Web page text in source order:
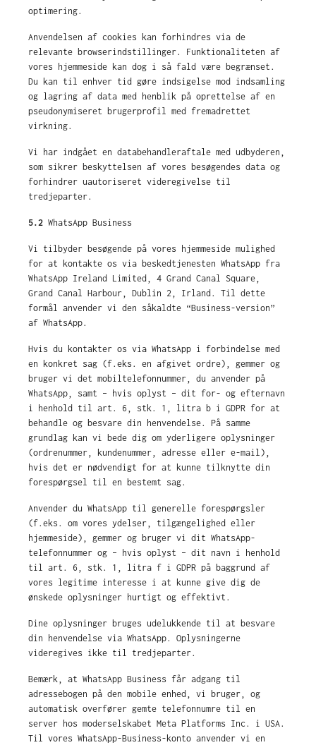
optimering.
Anvendelsen af cookies kan forhindres via de
relevante browserindstillinger. Funktionaliteten af
vores hjemmeside kan dog i så fald være begrænset.
Du kan til enhver tid gøre indsigelse mod indsamling
og lagring af data med henblik på oprettelse af en
pseudonymiseret brugerprofil med fremadrettet
virkning.
Vi har indgået en databehandleraftale med udbyderen,
som sikrer beskyttelsen af vores besøgendes data og
forhindrer uautoriseret videregivelse til
tredjeparter.
5.2 WhatsApp Business
Vi tilbyder besøgende på vores hjemmeside mulighed
for at kontakte os via beskedtjenesten WhatsApp fra
WhatsApp Ireland Limited, 4 Grand Canal Square,
Grand Canal Harbour, Dublin 2, Irland. Til dette
formål anvender vi den såkaldte “Business-version”
af WhatsApp.
Hvis du kontakter os via WhatsApp i forbindelse med
en konkret sag (f.eks. en afgivet ordre), gemmer og
bruger vi det mobiltelefonnummer, du anvender på
WhatsApp, samt – hvis oplyst – dit for- og efternavn
i henhold til art. 6, stk. 1, litra b i GDPR for at
behandle og besvare din henvendelse. På samme
grundlag kan vi bede dig om yderligere oplysninger
(ordrenummer, kundenummer, adresse eller e-mail),
hvis det er nødvendigt for at kunne tilknytte din
forespørgsel til en bestemt sag.
Anvender du WhatsApp til generelle forespørgsler
(f.eks. om vores ydelser, tilgængelighed eller
hjemmeside), gemmer og bruger vi dit WhatsApp-
telefonnummer og – hvis oplyst – dit navn i henhold
til art. 6, stk. 1, litra f i GDPR på baggrund af
vores legitime interesse i at kunne give dig de
ønskede oplysninger hurtigt og effektivt.
Dine oplysninger bruges udelukkende til at besvare
din henvendelse via WhatsApp. Oplysningerne
videregives ikke til tredjeparter.
Bemærk, at WhatsApp Business får adgang til
adressebogen på den mobile enhed, vi bruger, og
automatisk overfører gemte telefonnumre til en
server hos moderselskabet Meta Platforms Inc. i USA.
Til vores WhatsApp-Business-konto anvender vi en